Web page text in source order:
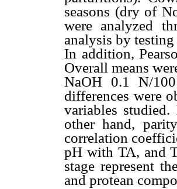
seasons (dry of
were analyzed
analysis by testing
In addition,
Overall means
NaOH 0.1 N/
differences were
variables
other hand,
correlation
pH with TA, and
stage represent
and protean